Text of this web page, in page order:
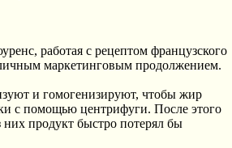
работая с рецептом французского
маркетинговым продолжением.
и гомогенизируют, чтобы жир
с помощью центрифуги. После этого
них продукт быстро потерял бы